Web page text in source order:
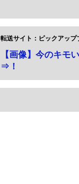
転送サイト：ピックアップ
【画像】今のキモ
⇒！